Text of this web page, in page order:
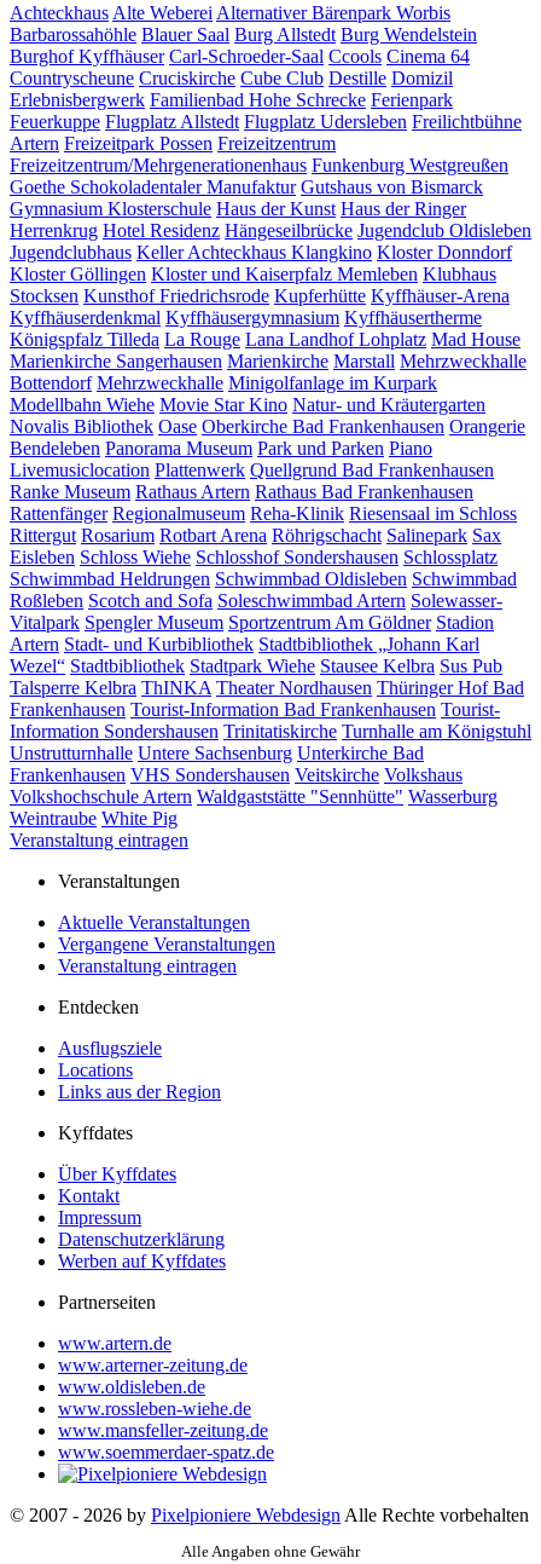
Achteckhaus Alte Weberei Alternativer Bärenpark Worbis
Barbarossahöhle Blauer Saal Burg Allstedt Burg Wendelstein
Burghof Kyffhäuser Carl-Schroeder-Saal Ccools Cinema 64
Countryscheune Cruciskirche Cube Club Destille Domizil
Erlebnisbergwerk Familienbad Hohe Schrecke Ferienpark
Feuerkuppe Flugplatz Allstedt Flugplatz Udersleben Freilichtbühne
Artern Freizeitpark Possen Freizeitzentrum
Freizeitzentrum/Mehrgenerationenhaus Funkenburg Westgreußen
Goethe Schokoladentaler Manufaktur Gutshaus von Bismarck
Gymnasium Klosterschule Haus der Kunst Haus der Ringer
Herrenkrug Hotel Residenz Hängeseilbrücke Jugendclub Oldisleben
Jugendclubhaus Keller Achteckhaus Klangkino Kloster Donndorf
Kloster Göllingen Kloster und Kaiserpfalz Memleben Klubhaus
Stocksen Kunsthof Friedrichsrode Kupferhütte Kyffhäuser-Arena
Kyffhäuserdenkmal Kyffhäusergymnasium Kyffhäusertherme
Königspfalz Tilleda La Rouge Lana LandhofLohplatz Mad House
Marienkirche Sangerhausen Marienkirche Marstall Mehrzweckhalle
Bottendorf Mehrzweckhalle Minigolfanlage im Kurpark
Modellbahn Wiehe Movie Star Kino Natur- und Kräutergarten
Novalis Bibliothek Oase Oberkirche Bad Frankenhausen Orangerie
Bendeleben Panorama Museum Park und Parken Piano
Livemusiclocation Plattenwerk Quellgrund Bad Frankenhausen
Ranke Museum Rathaus Artern Rathaus Bad Frankenhausen
Rattenfänger Regionalmuseum Reha-Klinik Riesensaal im Schloss
Rittergut Rosarium Rotbart Arena Röhrigschacht Salinepark Sax
Eisleben Schloss Wiehe Schlosshof Sondershausen Schlossplatz
Schwimmbad Heldrungen Schwimmbad Oldisleben Schwimmbad
Roßleben Scotch and Sofa Soleschwimmbad Artern Solewasser-
Vitalpark Spengler Museum Sportzentrum Am Göldner Stadion
Artern Stadt- und Kurbibliothek Stadtbibliothek „Johann Karl
Wezel“ Stadtbibliothek Stadtpark Wiehe Stausee Kelbra Sus Pub
Talsperre Kelbra ThINKA Theater Nordhausen Thüringer Hof Bad
Frankenhausen Tourist-Information Bad Frankenhausen Tourist-
Information Sondershausen Trinitatiskirche Turnhalle am Königstuhl
Unstrutturnhalle Untere Sachsenburg Unterkirche Bad
Frankenhausen VHS Sondershausen Veitskirche Volkshaus
Volkshochschule Artern Waldgaststätte "Sennhütte" Wasserburg
Weintraube White Pig
Veranstaltung eintragen
Veranstaltungen
Aktuelle Veranstaltungen
Vergangene Veranstaltungen
Veranstaltung eintragen
Entdecken
Ausflugsziele
Locations
Links aus der Region
Kyffdates
Über Kyffdates
Kontakt
Impressum
Datenschutzerklärung
Werben auf Kyffdates
Partnerseiten
www.artern.de
www.arterner-zeitung.de
www.oldisleben.de
www.rossleben-wiehe.de
www.mansfeller-zeitung.de
www.soemmerdaer-spatz.de
© 2007 - 2026 by Pixelpioniere Webdesign Alle Rechte vorbehalten
Alle Angaben ohne Gewähr